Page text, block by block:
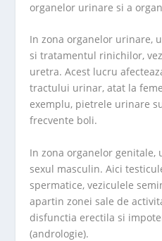
organelor urinare si a
In zona organelor urinare,
si tratamentul rinichilor,
uretra. Acest lucru
tractului urinar, atat la
exemplu, pietrele urinare
frecvente boli.
In zona organelor genitale,
sexul masculin. Aici
spermatice, veziculele
apartin zonei sale de
disfunctia erectila si
(andrologie).